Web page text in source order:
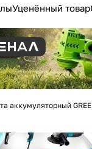
Уценённый товар
аккумуляторный